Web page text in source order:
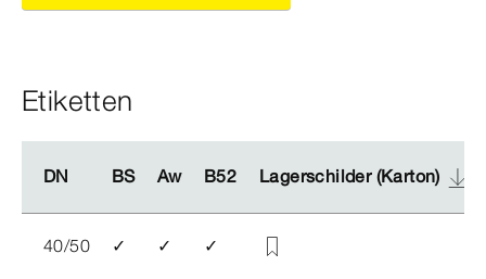
Etiketten
DN BS Aw B52 Lagerschilder (Karton)
DN BS Aw B52 Lagerschilder (Karton)
40/50 ✓ ✓ ✓